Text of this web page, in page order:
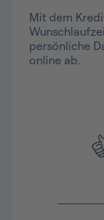
Mit dem
persönliche
online ab.